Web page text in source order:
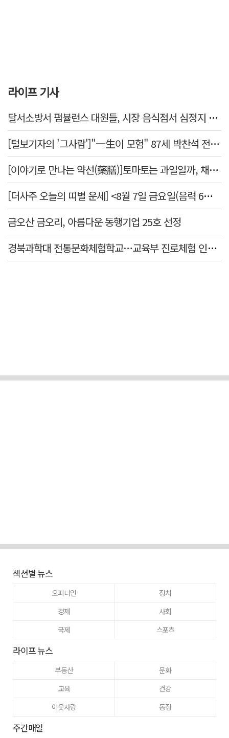
라이프 기사
달서소방서 펌뷸런스 대원들, 시장 음식점서 심정지 환자 생명 살려
[털보기자의 '그사람']"一生이 모험" 87세 박찬석 전 경북대 총장
[이야기로 만나는 약선(藥膳)]토마토는 과일일까, 채소일까
[더사주 오늘의 띠별 운세] <8월 7일 금요일(음력 6월25일)>
금오산 금오리, 아름다운 동행기업 25호 선정
경북과학대 전통문화체험학교…교육부 진로체험 인증기관 선정
섹션별 뉴스
오피니언
정치
경제
사회
국제
스포츠
라이프 뉴스
부동산
문화
교육
건강
이웃사랑
동정
주간매일